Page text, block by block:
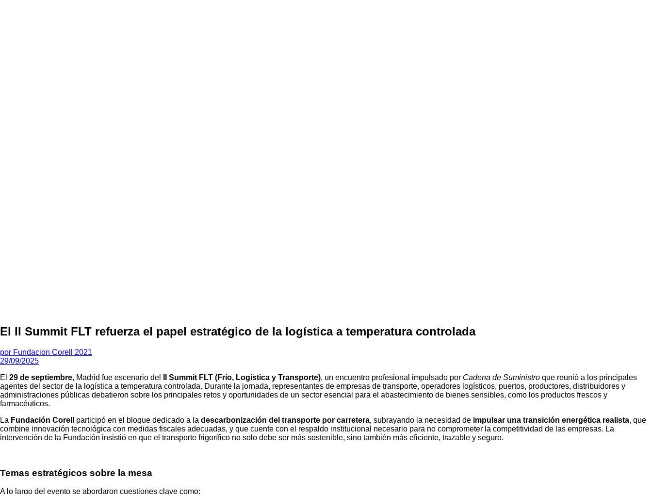
El II Summit FLT refuerza el papel estratégico de la logística a temperatura controlada
por Fundacion Corell 2021
29/09/2025
El 29 de septiembre, Madrid fue escenario del II Summit FLT (Frío, Logística y Transporte), un encuentro profesional impulsado por Cadena de Suministro que reunió a los principales
agentes del sector de la logística a temperatura controlada. Durante la jornada, representantes de empresas de transporte, operadores logísticos, puertos, productores, distribuidores y
administraciones públicas debatieron sobre los principales retos y oportunidades de un sector esencial para el abastecimiento de bienes sensibles, como los productos frescos y
farmacéuticos.
La Fundación Corell participó en el bloque dedicado a la descarbonización del transporte por carretera, subrayando la necesidad de impulsar una transición energética realista, que
combine innovación tecnológica con medidas fiscales adecuadas, y que cuente con el respaldo institucional necesario para no comprometer la competitividad de las empresas. La
intervención de la Fundación insistió en que el transporte frigorífico no solo debe ser más sostenible, sino también más eficiente, trazable y seguro.
Temas estratégicos sobre la mesa
A lo largo del evento se abordaron cuestiones clave como: